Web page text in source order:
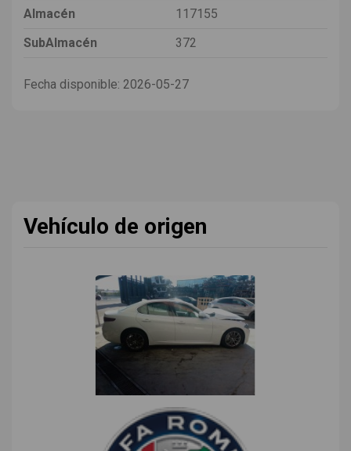
Almacén
117155
SubAlmacén
372
Fecha disponible: 2026-05-27
Vehículo de origen